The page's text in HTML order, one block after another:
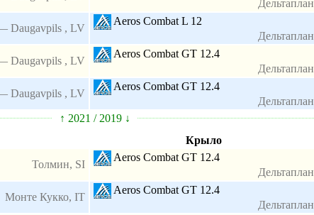
Дельтаплан
Daugavpils , LV
Aeros Combat L 12
Дельтаплан
Daugavpils , LV
Aeros Combat GT 12.4
Дельтаплан
Daugavpils , LV
Aeros Combat GT 12.4
Дельтаплан
↑ 2021 / 2019 ↓
Крыло
Толмин, SI
Aeros Combat GT 12.4
Дельтаплан
Монте Кукко, IT
Aeros Combat GT 12.4
Дельтаплан